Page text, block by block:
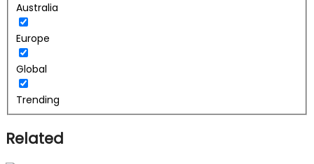
Australia
Europe
Global
Trending
Related